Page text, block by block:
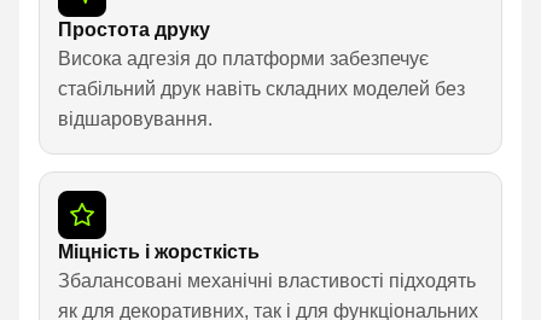
Простота друку
Висока адгезія до платформи забезпечує
стабільний друк навіть складних моделей без
відшаровування.
Міцність і жорсткість
Збалансовані механічні властивості підходять
як для декоративних, так і для функціональних